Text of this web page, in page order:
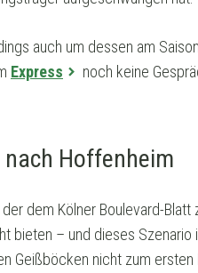
auch um dessen am
Express
noch keine
Hoffenheim
dem Kölner Boulevard-Blatt
bieten – und dieses Szenario
Geißböcken nicht zum